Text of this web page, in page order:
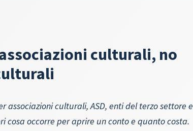
culturali, no
associazioni culturali, ASD, enti del terzo settore e
cosa occorre per aprire un conto e quanto costa.